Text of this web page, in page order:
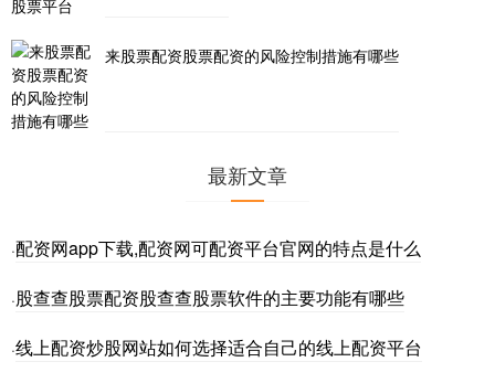
来股票配资股票配资的风险控制措施有哪些
最新文章
·配资网app下载,配资网可配资平台官网的特点是什么
·股查查股票配资股查查股票软件的主要功能有哪些
·线上配资炒股网站如何选择适合自己的线上配资平台